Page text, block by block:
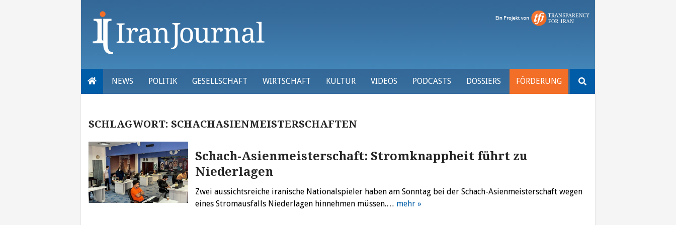
NEWS POLITIK GESELLSCHAFT WIRTSCHAFT KULTUR VIDEOS PODCASTS DOSSIERS FÖRDERUNG
nach:
SCHLAGWORT: SCHACHASIENMEISTERSCHAFTEN
Schach-Asienmeisterschaft: Stromknappheit führt zu
Niederlagen
Zwei aussichtsreiche iranische Nationalspieler haben am Sonntag bei der Schach-Asienmeisterschaft wegen
eines Stromausfalls Niederlagen hinnehmen müssen.… mehr »